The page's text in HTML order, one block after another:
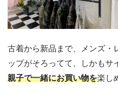
古着から新品まで、メンズ・
ップがそろってて、しかもサ
親子で一緒にお買い物を楽し